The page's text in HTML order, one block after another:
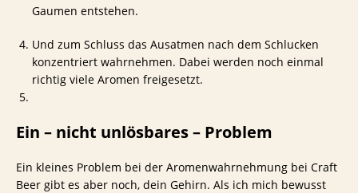
Gaumen entstehen.
Und zum Schluss das Ausatmen nach dem Schlucken
konzentriert wahrnehmen. Dabei werden noch einmal
richtig viele Aromen freigesetzt.
Ein – nicht unlösbares – Problem
Ein kleines Problem bei der Aromenwahrnehmung bei Craft
Beer gibt es aber noch, dein Gehirn. Als ich mich bewusst